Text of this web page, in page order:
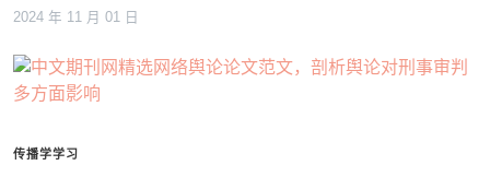
2024 年 11 月 01 日
传播学学习